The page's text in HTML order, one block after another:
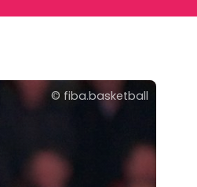
© fiba.basketball